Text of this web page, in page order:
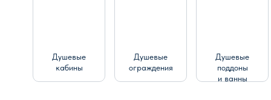
Душевые
кабины
Душевые
ограждения
Душевые
поддоны
и ванны